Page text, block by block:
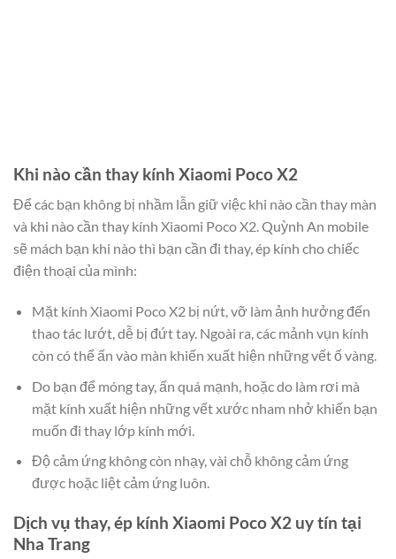
Khi nào cần thay kính Xiaomi Poco X2
Để các bạn không bị nhầm lẫn giữ việc khi nào cần thay màn
và khi nào cần thay kính Xiaomi Poco X2. Quỳnh An mobile
sẽ mách bạn khi nào thì bạn cần đi thay, ép kính cho chiếc
điện thoại của mình:
Mặt kính Xiaomi Poco X2 bị nứt, vỡ làm ảnh hưởng đến
thao tác lướt, dễ bị đứt tay. Ngoài ra, các mảnh vụn kính
còn có thể ấn vào màn khiến xuất hiện những vết ố vàng.
Do bạn để móng tay, ấn quá mạnh, hoặc do làm rơi mà
mặt kính xuất hiện những vết xước nham nhở khiến bạn
muốn đi thay lớp kính mới.
Độ cảm ứng không còn nhạy, vài chỗ không cảm ứng
được hoặc liệt cảm ứng luôn.
Dịch vụ thay, ép kính Xiaomi Poco X2 uy tín tại
Nha Trang